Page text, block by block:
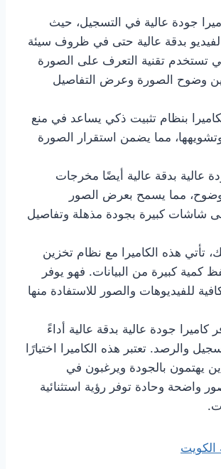
جودة عالية في التسجيل، حيث
بدقة عالية حتى في ظروف سيئة
تستخدم تقنية التعرف على الصورة
وضوح الصورة وعرض التفاصيل
بنظام تثبيت ذكي يساعد في منع
وتشويهها، مما يضمن استقرار الصورة
عالية بدقة عالية أيضًا مخرجات
الوضوح، مما يسمح بعرض الصور
شاشات كبيرة بجودة مذهلة وتفاصيل
تأتي هذه الكاميرا مع نظام تخزين
كمية كبيرة من البيانات. فهو يوفر
للفيديوهات والصور للاستفادة منها
كاميرا جودة عالية بدقة عالية أداءً
والرصد. تعتبر هذه الكاميرا اختيارًا
يهتمون بالجودة ويرغبون في
واضحة وحادة توفر رؤية استثنائية
الكويت